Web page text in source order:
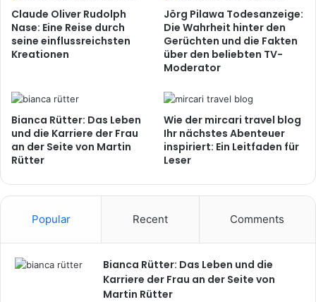
Claude Oliver Rudolph
Nase: Eine Reise durch
seine einflussreichsten
Kreationen
Jörg Pilawa Todesanzeige:
Die Wahrheit hinter den
Gerüchten und die Fakten
über den beliebten TV-
Moderator
Bianca Rütter: Das Leben
und die Karriere der Frau
an der Seite von Martin
Rütter
Wie der mircari travel blog
Ihr nächstes Abenteuer
inspiriert: Ein Leitfaden für
Leser
Popular Recent Comments
Bianca Rütter: Das Leben und die
Karriere der Frau an der Seite von
Martin Rütter